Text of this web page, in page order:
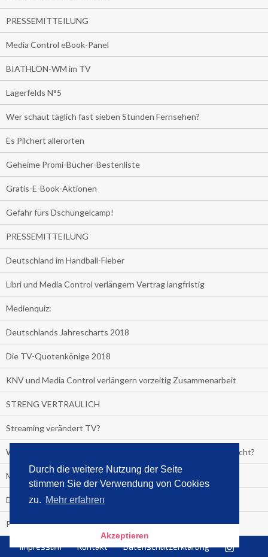
Durch die weitere Nutzung der Seite
stimmen Sie der Verwendung von Cookies
zu. Mehr erfahren
Akzeptieren
PRESSEMITTEILUNG
Media Control eBook-Panel
BIATHLON-WM im TV
Lagerfelds N°5
Wer schaut täglich fast sieben Stunden Fernsehen?
Es Pilchert allerorten
Geheime Promi-Bücher-Bestenliste
Gratis-E-Book-Aktionen
Gefahr fürs Dschungelcamp!
PRESSEMITTEILUNG
Deutschland im Handball-Fieber
Libri und Media Control verlängern Vertrag langfristig
Medienquiz:
Deutschlands Jahrescharts 2018
Die TV-Quotenkönige 2018
KNV und Media Control verlängern vorzeitig Zusammenarbeit
STRENG VERTRAULICH
Streaming verändert TV?
Welcher TV-Sender hat seine Marktanteile seit 2013 vervierfacht?
Michelle for President!
Das gruseligste Buch aller Zeiten
Promi-Biografien
Kerkeling erhält Spitzenfeder für meistverkauftes Buch
Impressum Kontakt Datenschutzerklärung